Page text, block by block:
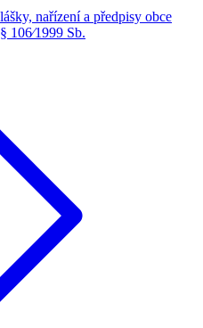
nařízení a předpisy obce
106⁄1999 Sb.